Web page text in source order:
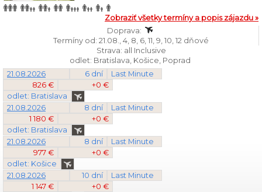
Zobraziť všetky termíny a popis zájazdu »
Doprava:
Termíny od: 21.08., 4, 8, 6, 11, 9, 10, 12 dňové
Strava: all Inclusive
odlet: Bratislava, Košice, Poprad
21.08.2026
6 dní
Last Minute
826 €
+0 €
odlet: Bratislava
21.08.2026
8 dní
Last Minute
1 180 €
+0 €
odlet: Bratislava
21.08.2026
8 dní
Last Minute
977 €
+0 €
odlet: Košice
21.08.2026
10 dní
Last Minute
1 147 €
+0 €